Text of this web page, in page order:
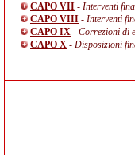
CAPO VII - Interventi
CAPO VIII - Interventi
CAPO IX - Correzioni di
CAPO X - Disposizioni